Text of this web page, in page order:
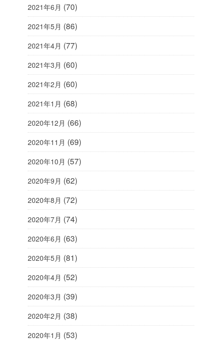
2021年6月 (70)
2021年5月 (86)
2021年4月 (77)
2021年3月 (60)
2021年2月 (60)
2021年1月 (68)
2020年12月 (66)
2020年11月 (69)
2020年10月 (57)
2020年9月 (62)
2020年8月 (72)
2020年7月 (74)
2020年6月 (63)
2020年5月 (81)
2020年4月 (52)
2020年3月 (39)
2020年2月 (38)
2020年1月 (53)